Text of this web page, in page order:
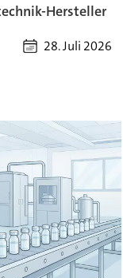
Hersteller
28. Juli 2026